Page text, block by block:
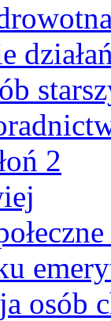
2
osób